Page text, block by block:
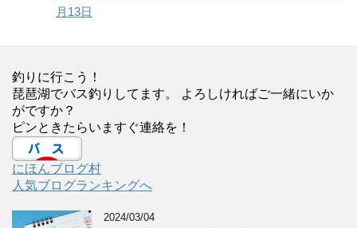
月13日
釣りに行こう！
琵琶湖でバス釣りしてます。 よろしければご一緒にいか
がですか？
ピンときたらいますぐ連絡を！
にほんブログ村
人気ブログランキングへ
2024/03/04